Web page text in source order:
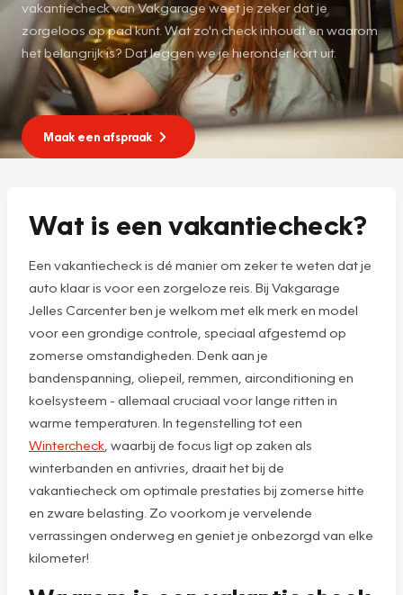
vakantiecheck van Vakgarage weet je zeker dat je
zorgeloos op pad kunt. Wat zo'n check inhoudt en waarom
het belangrijk is? Dat leggen we je hieronder kort uit.
Maak een afspraak
Wat is een vakantiecheck?
Een vakantiecheck is dé manier om zeker te weten dat je
auto klaar is voor een zorgeloze reis. Bij Vakgarage
Jelles Carcenter ben je welkom met elk merk en model
voor een grondige controle, speciaal afgestemd op
zomerse omstandigheden. Denk aan je
bandenspanning, oliepeil, remmen, airconditioning en
koelsysteem - allemaal cruciaal voor lange ritten in
warme temperaturen. In tegenstelling tot een
Wintercheck , waarbij de focus ligt op zaken als
winterbanden en antivries, draait het bij de
vakantiecheck om optimale prestaties bij zomerse hitte
en zware belasting. Zo voorkom je vervelende
verrassingen onderweg en geniet je onbezorgd van elke
kilometer!